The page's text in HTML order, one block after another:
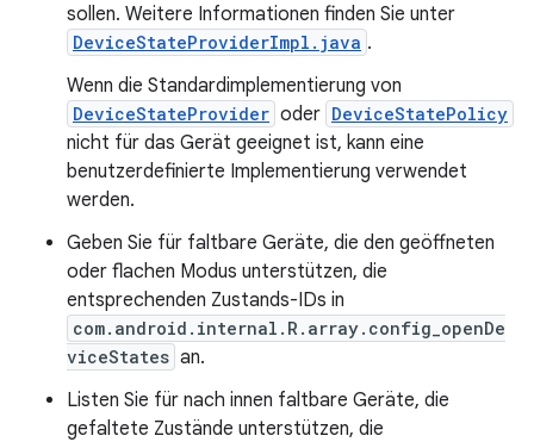
sollen. Weitere Informationen finden Sie unter
DeviceStateProviderImpl.java .
Wenn die Standardimplementierung von
DeviceStateProvider oder DeviceStatePolicy
nicht für das Gerät geeignet ist, kann eine
benutzerdefinierte Implementierung verwendet
werden.
Geben Sie für faltbare Geräte, die den geöffneten
oder flachen Modus unterstützen, die
entsprechenden Zustands-IDs in
com.android.internal.R.array.config_openDe
viceStates an.
Listen Sie für nach innen faltbare Geräte, die
gefaltete Zustände unterstützen, die